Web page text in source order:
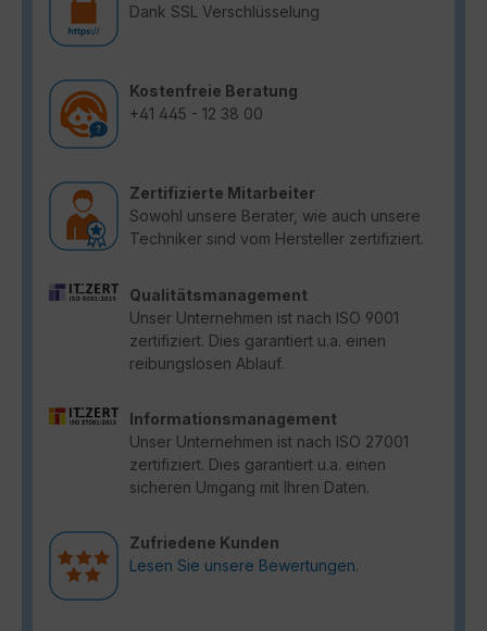
Dank SSL Verschlüsselung
Kostenfreie Beratung
+41 445 - 12 38 00
Zertifizierte Mitarbeiter
Sowohl unsere Berater, wie auch unsere
Techniker sind vom Hersteller zertifiziert.
Qualitätsmanagement
Unser Unternehmen ist nach ISO 9001
zertifiziert. Dies garantiert u.a. einen
reibungslosen Ablauf.
Informationsmanagement
Unser Unternehmen ist nach ISO 27001
zertifiziert. Dies garantiert u.a. einen
sicheren Umgang mit Ihren Daten.
Zufriedene Kunden
Lesen Sie unsere Bewertungen.